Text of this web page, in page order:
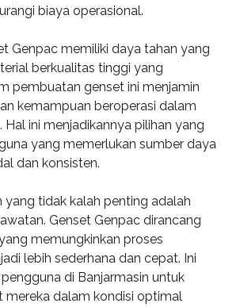
biaya operasional.
Genpac memiliki daya tahan yang
berkualitas tinggi yang
pembuatan genset ini menjamin
kemampuan beroperasi dalam
Hal ini menjadikannya pilihan yang
yang memerlukan sumber daya
dan konsisten.
yang tidak kalah penting adalah
Genset Genpac dirancang
memungkinkan proses
lebih sederhana dan cepat. Ini
di Banjarmasin untuk
mereka dalam kondisi optimal